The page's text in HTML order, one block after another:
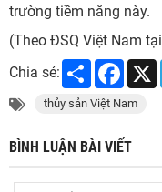
trường tiềm năng này.
(Theo ĐSQ Việt Nam
Chia sẻ:
Share X
thủy sản Việt Nam
BÌNH LUẬN BÀI VIẾT